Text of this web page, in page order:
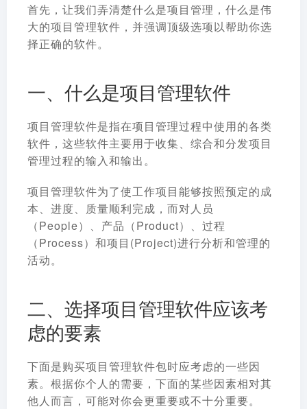
首先，让我们弄清楚什么是项目管理，什么是伟
大的项目管理软件，并强调顶级选项以帮助你选
择正确的软件。
一、什么是项目管理软件
项目管理软件是指在项目管理过程中使用的各类
软件，这些软件主要用于收集、综合和分发项目
管理过程的输入和输出。
项目管理软件为了使工作项目能够按照预定的成
本、进度、质量顺利完成，而对人员
（People）、产品（Product）、过程
（Process）和项目(Project)进行分析和管理的
活动。
二、选择项目管理软件应该考
虑的要素
下面是购买项目管理软件包时应考虑的一些因
素。根据你个人的需要，下面的某些因素相对其
他人而言，可能对你会更重要或不十分重要。